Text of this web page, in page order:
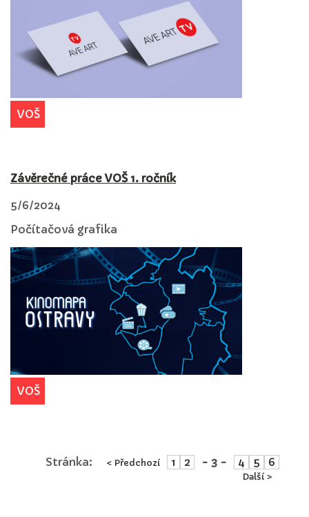
VOŠ
Závěrečné práce VOŠ 1. ročník
5/6/2024
Počítačová grafika
VOŠ
Stránka: < Předchozí 1 2 - 3 - 4 5 6
Další >